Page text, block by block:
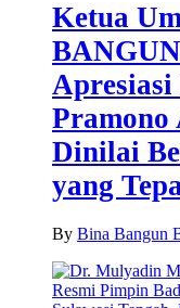
Ketua
Pramono
Dinilai
yang
By Bina Bangun